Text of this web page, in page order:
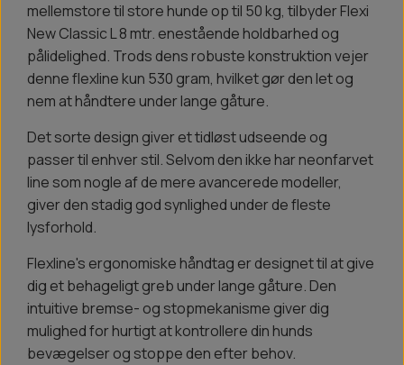
mellemstore til store hunde op til 50 kg, tilbyder Flexi
New Classic L 8 mtr. enestående holdbarhed og
pålidelighed. Trods dens robuste konstruktion vejer
denne flexline kun 530 gram, hvilket gør den let og
nem at håndtere under lange gåture.
Det sorte design giver et tidløst udseende og
passer til enhver stil. Selvom den ikke har neonfarvet
line som nogle af de mere avancerede modeller,
giver den stadig god synlighed under de fleste
lysforhold.
Flexline's ergonomiske håndtag er designet til at give
dig et behageligt greb under lange gåture. Den
intuitive bremse- og stopmekanisme giver dig
mulighed for hurtigt at kontrollere din hunds
bevægelser og stoppe den efter behov.